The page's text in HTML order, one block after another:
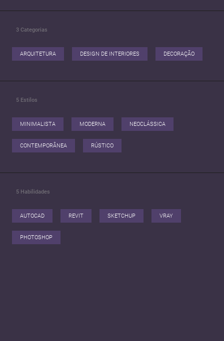
3 Categorias
ARQUITETURA DESIGN DE INTERIORES DECORAÇÃO
5 Estilos
MINIMALISTA MODERNA NEOCLÁSSICA
CONTEMPORÂNEA RÚSTICO
5 Habilidades
AUTOCAD REVIT SKETCHUP VRAY
PHOTOSHOP